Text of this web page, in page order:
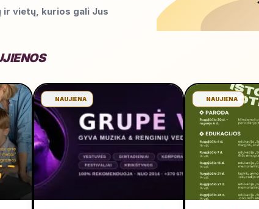
ir vietų, kurios gali Jus
NAUJIENA NAUJIENA